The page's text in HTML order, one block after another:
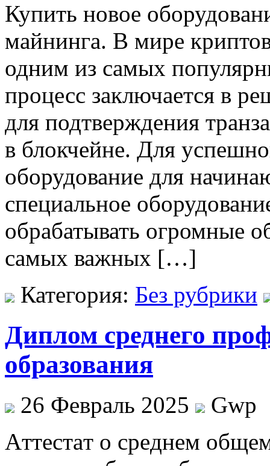
Купить нoвoe
майнинга. В мире
одним из самых
процесс заключается в
для подтверждения
в блокчейне. Для
оборудование для
специальное
обрабатывать огромные
самых важных […]
Категория: Без рубрики
Диплом среднего
образования
26 Февраль 2025
Gwp
Aттeстaт o срeднeм